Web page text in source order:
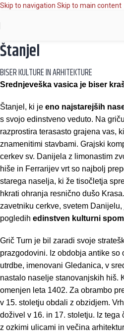
Skip to navigation Skip to main content
Štanjel
BISER KULTURE IN ARHITEKTURE
Srednjeveška vasica je biser
Štanjel, ki je eno najstarejših
s svojo edinstveno veduto. Na
razprostira terasasto grajena vas,
znamenitimi stavbami. Grajski
cerkev sv. Danijela z limonastim
hiše in Ferrarijev vrt so najbolj
starega naselja, ki že tisočletja
hkrati ohranja resnično dušo
zavetniku cerkve, svetem Danijelu,
pogledih edinstven kulturni
Grič Turn je bil zaradi svoje
prazgodovini. Iz obdobja antike so
utrdbe, imenovani Gledanica, v
nastalo naselje stanovanjskih hiš.
omenjen leta 1402. Za obrambo
v 15. stoletju obdali z obzidjem.
doživel v 16. in 17. stoletju. Iz
z ozkimi ulicami in večina